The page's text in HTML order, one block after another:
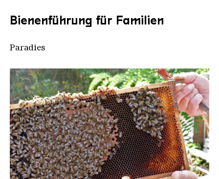
Bienenführung für Familien
Paradies